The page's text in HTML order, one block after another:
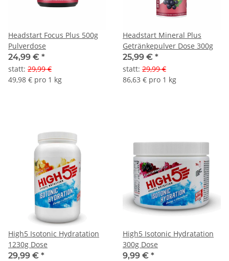
Headstart Focus Plus 500g
Pulverdose
24,99 € *
statt: 29,99 €
49,98 € pro 1 kg
Headstart Mineral Plus
Getränkepulver Dose 300g
25,99 € *
statt: 29,99 €
86,63 € pro 1 kg
High5 Isotonic Hydratation
1230g Dose
29,99 € *
High5 Isotonic Hydratation
300g Dose
9,99 € *